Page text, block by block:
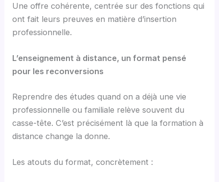
Une offre cohérente, centrée sur des fonctions qui
ont fait leurs preuves en matière d’insertion
professionnelle.
L’enseignement à distance, un format pensé
pour les reconversions
Reprendre des études quand on a déjà une vie
professionnelle ou familiale relève souvent du
casse-tête. C’est précisément là que la formation à
distance change la donne.
Les atouts du format, concrètement :